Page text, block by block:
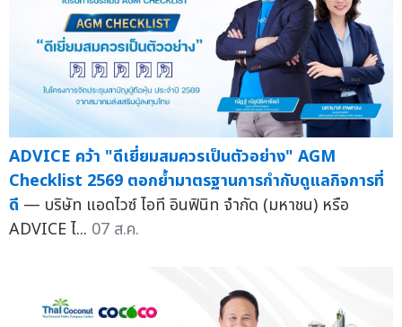
ADVICE คว้า "ดีเยี่ยมสมควรเป็นตัวอย่าง" AGM
Checklist 2569 ตอกย้ำมาตรฐานการกำกับดูแลกิจการที่
ดี — บริษัท แอดไวซ์ ไอที อินฟินิท จำกัด (มหาชน) หรือ
ADVICE ไ... 07 ส.ค.